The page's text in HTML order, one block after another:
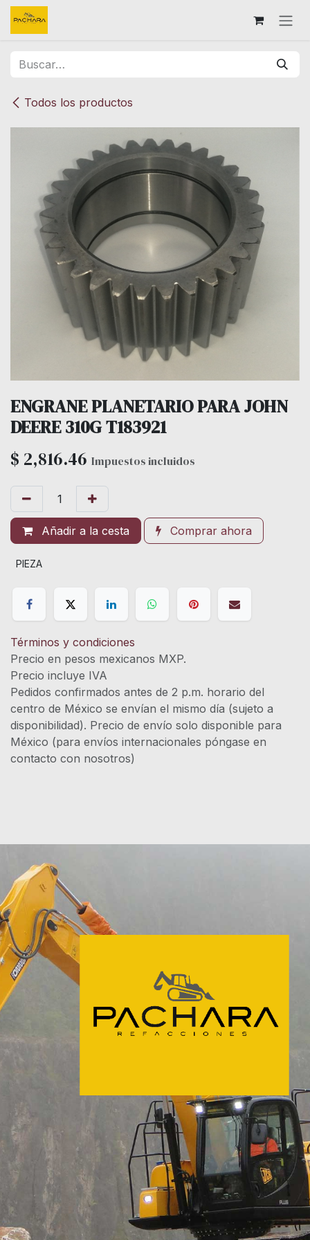
Ir al contenido
Todos los productos
ENGRANE PLANETARIO PARA JOHN
DEERE 310G T183921
$ 2,816.46 Impuestos incluidos
Añadir a la cesta Comprar ahora
PIEZA
Términos y condiciones
Precio en pesos mexicanos MXP.
Precio incluye IVA
Pedidos confirmados antes de 2 p.m. horario del
centro de México se envían el mismo día (sujeto a
disponibilidad). Precio de envío solo disponible para
México (para envíos internacionales póngase en
contacto con nosotros)